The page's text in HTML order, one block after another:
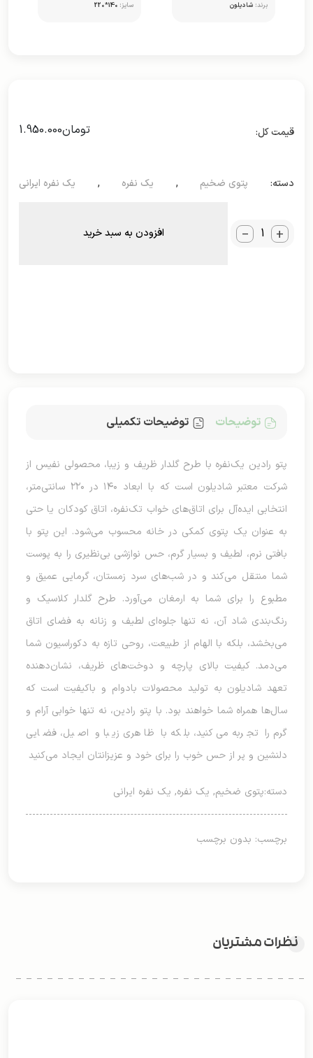
برند: شادیلون سایز: 140*220
تومان1.950.000
دسته: پتوی ضخیم , یک نفره , یک نفره ایرانی
_ + افزودن به سبد خرید
توضیحات توضیحات تکمیلی
پتو رادین یک‌نفره با طرح گلدار ظریف و زیبا، محصولی نفیس از
شرکت معتبر شادیلون است که با ابعاد ۱۴۰ در ۲۲۰ سانتی‌متر،
انتخابی ایده‌آل برای اتاق‌های خواب تک‌نفره، اتاق کودکان یا حتی
به عنوان یک پتوی کمکی در خانه محسوب می‌شود. این پتو با
بافتی نرم، لطیف و بسیار گرم، حس نوازشی بی‌نظیری را به پوست
شما منتقل می‌کند و در شب‌های سرد زمستان، گرمایی عمیق و
مطبوع را برای شما به ارمغان می‌آورد. طرح گلدار کلاسیک و
رنگ‌بندی شاد آن، نه تنها جلوه‌ای لطیف و زنانه به فضای اتاق
می‌بخشد، بلکه با الهام از طبیعت، روحی تازه به دکوراسیون شما
می‌دمد. کیفیت بالای پارچه و دوخت‌های ظریف، نشان‌دهنده
تعهد شادیلون به تولید محصولات بادوام و باکیفیت است که
سال‌ها همراه شما خواهند بود. با پتو رادین، نه تنها خوابی آرام و
گرم را تجربه می‌کنید، بلکه با ظاهری زیبا و اصیل، فضایی
دلنشین و پر از حس خوب را برای خود و عزیزانتان ایجاد می‌کنید
دسته:پتوی ضخیم, یک نفره, یک نفره ایرانی
برچسب: بدون برچسب
نظرات مشتریان